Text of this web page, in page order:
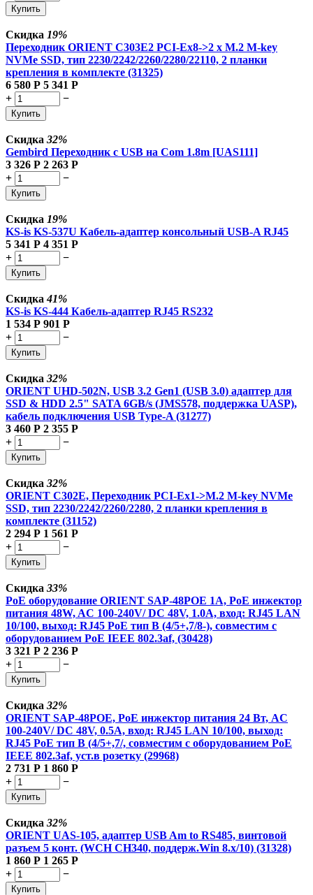
Купить
Скидка 19%
Переходник ORIENT C303E2 PCI-Ex8->2 x M.2 M-key
NVMe SSD, тип 2230/2242/2260/2280/22110, 2 планки
крепления в комплекте (31325)
6 580 Р 5 341 Р
+
−
Купить
Скидка 32%
Gembird Переходник с USB на Com 1.8m [UAS111]
3 326 Р 2 263 Р
+
−
Купить
Скидка 19%
KS-is KS-537U Кабель-адаптер консольный USB-A RJ45
5 341 Р 4 351 Р
+
−
Купить
Скидка41%
KS-is KS-444 Кабель-адаптер RJ45 RS232
1 534 Р 901 Р
+
−
Купить
Скидка 32%
ORIENT UHD-502N, USB 3.2 Gen1 (USB 3.0) адаптер для
SSD & HDD 2.5" SATA 6GB/s (JMS578, поддержка UASP),
кабель подключения USB Type-A (31277)
3 460 Р 2 355 Р
+
−
Купить
Скидка 32%
ORIENT C302E, Переходник PCI-Ex1->M.2 M-key NVMe
SSD, тип 2230/2242/2260/2280, 2 планки крепления в
комплекте (31152)
2 294 Р 1 561 Р
+
−
Купить
Скидка 33%
PoE оборудование ORIENT SAP-48POE 1A, PoE инжектор
питания 48W, AC 100-240V/ DC 48V, 1.0A, вход: RJ45 LAN
10/100, выход: RJ45 PoE тип B (4/5+,7/8-), совместим с
оборудованием PoE IEEE 802.3af, (30428)
3 321 Р 2 236 Р
+
−
Купить
Скидка 32%
ORIENT SAP-48POE, PoE инжектор питания 24 Вт, AC
100-240V/ DC 48V, 0.5A, вход: RJ45 LAN 10/100, выход:
RJ45 PoE тип B (4/5+,7/, совместим с оборудованием PoE
IEEE 802.3af, уст.в розетку (29968)
2 731 Р 1 860 Р
+
−
Купить
Скидка 32%
ORIENT UAS-105, адаптер USB Am to RS485, винтовой
разъем 5 конт. (WCH CH340, поддерж.Win 8.x/10) (31328)
1 860 Р 1 265 Р
+
−
Купить